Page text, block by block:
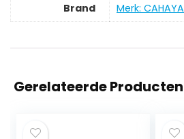
Brand
Merk: CAHAYA
Gerelateerde Producten